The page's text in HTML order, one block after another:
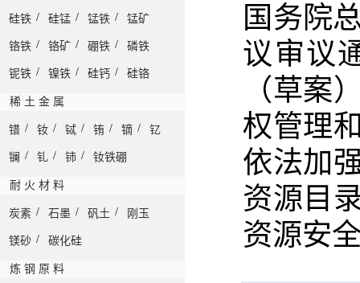
硅铁 / 硅锰 / 锰铁 / 锰矿
铬铁 / 铬矿 / 硼铁 / 磷铁
铌铁 / 镍铁 / 硅钙 / 硅铬
稀 土 金 属
镨 / 钕 / 铽 / 铕 / 镝 / 钇
镧 / 钆 / 铈 / 钕铁硼
耐 火 材 料
炭素 / 石墨 / 矾土 / 刚玉
镁砂 / 碳化硅
炼 钢 原 料
国务院
议审议
（草案
权管理
依法加
资源目
资源安